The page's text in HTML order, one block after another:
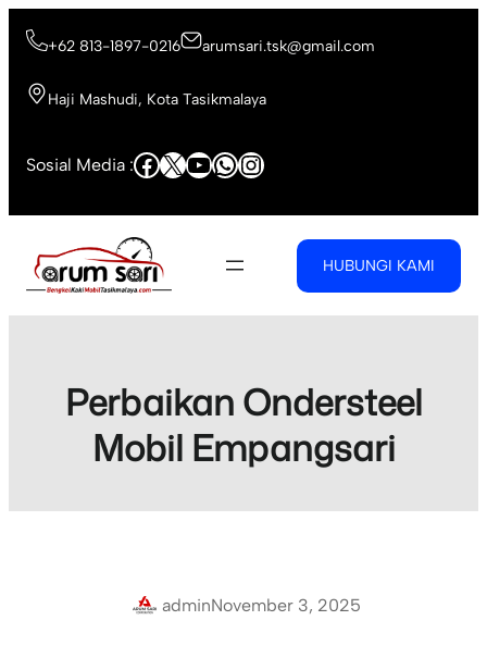
+62 813-1897-0216 arumsari.tsk@gmail.com
Haji Mashudi, Kota Tasikmalaya
Sosial Media :Facebook
X YouTube
WhatsApp
Instagram
HUBUNGI KAMI
Perbaikan Ondersteel
Mobil Empangsari
adminNovember 3, 2025